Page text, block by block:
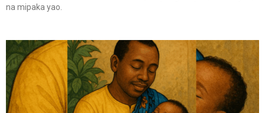
na mipaka yao.